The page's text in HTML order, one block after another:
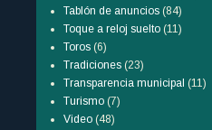
Tablón de anuncios (84)
Toque a reloj suelto (11)
Toros (6)
Tradiciones (23)
Transparencia municipal (11)
Turismo (7)
Video (48)